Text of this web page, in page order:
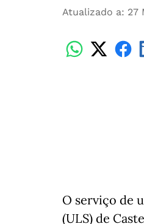
Atualizado a: 27
O serviço de
(ULS) de